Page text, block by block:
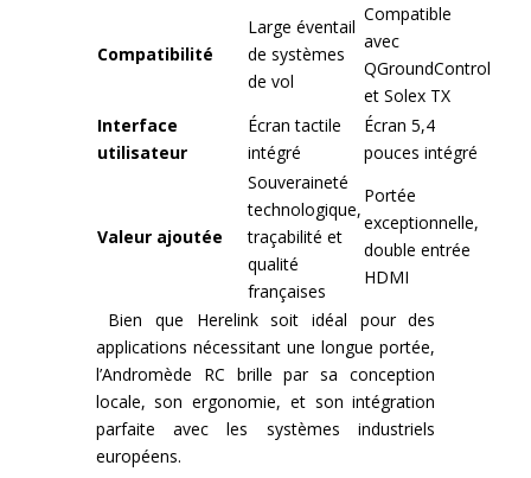
Compatibilité
Large éventail
de systèmes
de vol
Compatible
avec
QGroundControl
et Solex TX
Interface
utilisateur
Écran tactile
intégré
Écran 5,4
pouces intégré
Valeur ajoutée
Souveraineté
technologique,
traçabilité et
qualité
françaises
Portée
exceptionnelle,
double entrée
HDMI
Bien que Herelink soit idéal pour des
applications nécessitant une longue portée,
l’Andromède RC brille par sa conception
locale, son ergonomie, et son intégration
parfaite avec les systèmes industriels
européens.